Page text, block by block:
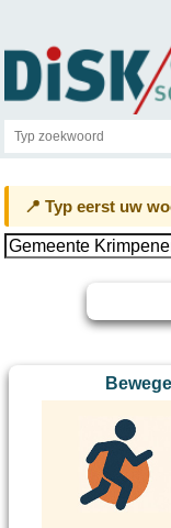
📍 Typ eerst uw